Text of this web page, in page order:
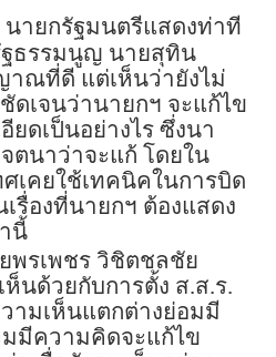
นายกรัฐมนตรีแสดงท่าที
ธรรมนูญ นายสุทิน
าณที่ดี แต่เห็นว่ายังไม่
ดเจนว่านายกฯ จะแก้ไข
ยดเป็นอย่างไร ซึ่งนา
ตนาว่าจะแก้ โดยใน
เคยใช้เทคนิคในการบิด
รื่องที่นายกฯ ต้องแสดง
นี้
พรเพชร วิชิตชลชัย
นด้วยกับการตั้ง ส.ส.ร.
ามเห็นแตกต่างย่อมมี
มมีความคิดจะแก้ไข